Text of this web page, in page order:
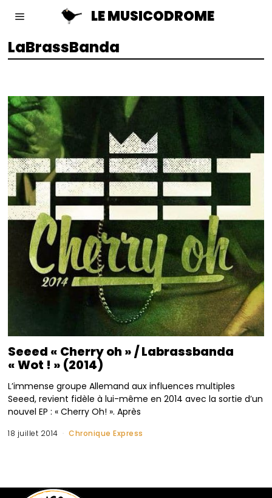
LE MUSICODROME
LaBrassBanda
Seeed « Cherry oh » / Labrassbanda
« Wot ! » (2014)
L’immense groupe Allemand aux influences multiples
Seeed, revient fidèle à lui-même en 2014 avec la sortie d’un
nouvel EP : « Cherry Oh! ». Après
18 juillet 2014 Chronique Express